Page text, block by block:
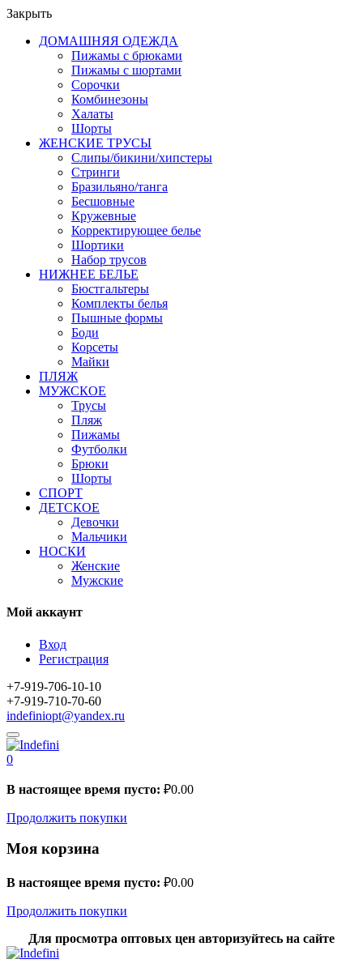
Закрыть
ДОМАШНЯЯ ОДЕЖДА
Пижамы с брюками
Пижамы с шортами
Сорочки
Комбинезоны
Халаты
Шорты
ЖЕНСКИЕ ТРУСЫ
Слипы/бикини/хипстеры
Стринги
Бразильяно/танга
Бесшовные
Кружевные
Корректирующее белье
Шортики
Набор трусов
НИЖНЕЕ БЕЛЬЕ
Бюстгальтеры
Комплекты белья
Пышные формы
Боди
Корсеты
Майки
ПЛЯЖ
МУЖСКОЕ
Трусы
Пляж
Пижамы
Футболки
Брюки
Шорты
СПОРТ
ДЕТСКОЕ
Девочки
Мальчики
НОСКИ
Женские
Мужские
Мой аккаунт
Вход
Регистрация
+7-919-706-10-10
+7-919-710-70-60
indefiniopt@yandex.ru
0
В настоящее время пусто: ₽0.00
Продолжить покупки
Моя корзина
В настоящее время пусто: ₽0.00
Продолжить покупки
Для просмотра оптовых цен авторизуйтесь на сайте